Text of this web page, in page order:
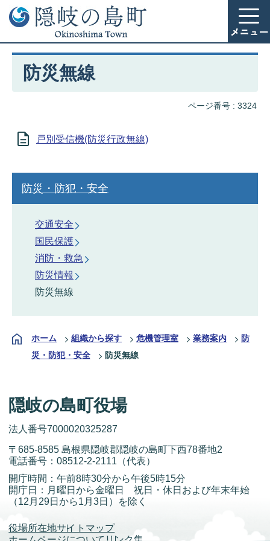
防災無線
ページ番号 : 3324
戸別受信機(防災行政無線)
防災・防犯・安全
交通安全
国民保護
消防・救急
防災情報
防災無線
ホーム 組織から探す 危機管理室 業務案内
防
災・防犯・安全
防災無線
隠岐の島町役場
法人番号7000020325287
〒685-8585 島根県隠岐郡隠岐の島町下西78番地2
電話番号：08512-2-2111 （代表）
開庁時間：午前8時30分から午後5時15分
開庁日：月曜日から金曜日 祝日・休日および年末年始
（12月29日から1月3日）を除く
役場所在地サイトマップ